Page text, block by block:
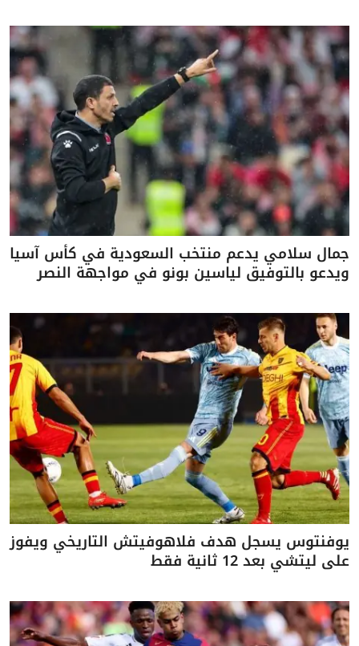
جمال سلامي يدعم منتخب السعودية في كأس آسيا
ويدعو بالتوفيق لياسين بونو في مواجهة النصر
يوفنتوس يسجل هدف فلاهوفيتش التاريخي ويفوز
على ليتشي بعد 12 ثانية فقط